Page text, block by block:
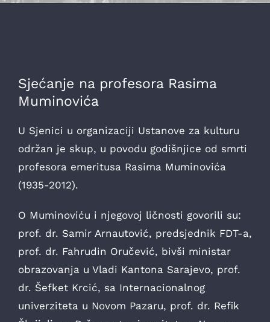
Sjećanje na profesora Rasima
Muminovića
U Sjenici u organizaciji Ustanove za kulturu
održan je skup, u povodu godišnjice od smrti
profesora emeritusa Rasima Muminovića
(1935-2012).
O Muminoviću i njegovoj ličnosti govorili su:
prof. dr. Samir Arnautović, predsjednik FDT-a,
prof. dr. Fahrudin Oručević, bivši ministar
obrazovanja u Vladi Kantona Sarajevo, prof.
dr. Šefket Krcić, sa Internacionalnog
univerziteta u Novom Pazaru, prof. dr. Refik